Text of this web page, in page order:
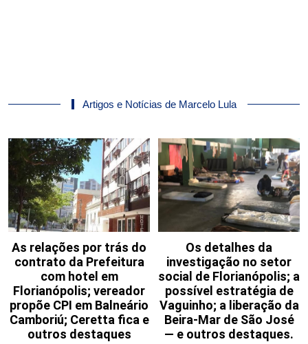
Artigos e Notícias de Marcelo Lula
As relações por trás do
contrato da Prefeitura
com hotel em
Florianópolis; vereador
propõe CPI em Balneário
Camboriú; Ceretta fica e
outros destaques
Os detalhes da
investigação no setor
social de Florianópolis; a
possível estratégia de
Vaguinho; a liberação da
Beira-Mar de São José
— e outros destaques.